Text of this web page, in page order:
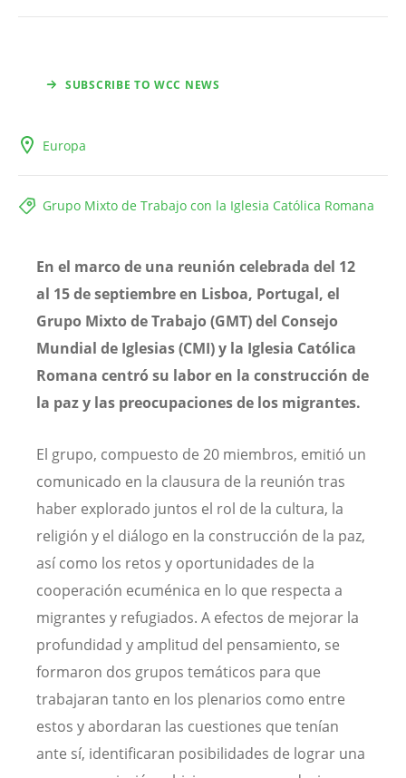
SUBSCRIBE TO WCC NEWS
Europa
Grupo Mixto de Trabajo con la Iglesia Católica Romana
En el marco de una reunión celebrada del 12
al 15 de septiembre en Lisboa, Portugal, el
Grupo Mixto de Trabajo (GMT) del Consejo
Mundial de Iglesias (CMI) y la Iglesia Católica
Romana centró su labor en la construcción de
la paz y las preocupaciones de los migrantes.
El grupo, compuesto de 20 miembros, emitió un
comunicado en la clausura de la reunión tras
haber explorado juntos el rol de la cultura, la
religión y el diálogo en la construcción de la paz,
así como los retos y oportunidades de la
cooperación ecuménica en lo que respecta a
migrantes y refugiados. A efectos de mejorar la
profundidad y amplitud del pensamiento, se
formaron dos grupos temáticos para que
trabajaran tanto en los plenarios como entre
estos y abordaran las cuestiones que tenían
ante sí, identificaran posibilidades de lograr una